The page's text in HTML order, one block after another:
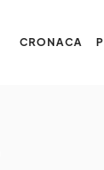
CRONACA